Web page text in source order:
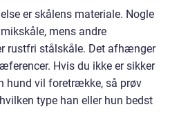
er skålens materiale. Nogle
mens andre
rustfri stålskåle. Det afhænger
Hvis du ikke er sikker
hund vil foretrække, så prøv
type han eller hun bedst